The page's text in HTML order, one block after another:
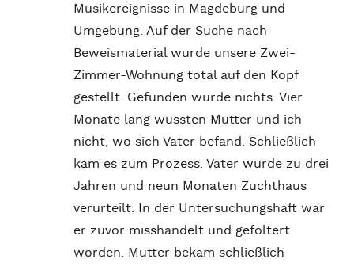
Musikereignisse in Magdeburg und
Umgebung. Auf der Suche nach
Beweismaterial wurde unsere Zwei-
Zimmer-Wohnung total auf den Kopf
gestellt. Gefunden wurde nichts. Vier
Monate lang wussten Mutter und ich
nicht, wo sich Vater befand. Schließlich
kam es zum Prozess. Vater wurde zu drei
Jahren und neun Monaten Zuchthaus
verurteilt. In der Untersuchungshaft war
er zuvor misshandelt und gefoltert
worden. Mutter bekam schließlich